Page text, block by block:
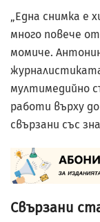
„Една снимка е
много повече
момиче.
мултимедийно
работи върху
свързани със
Свързани